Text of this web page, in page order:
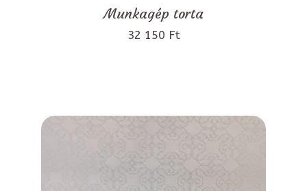
Munkagép torta
32 150 Ft